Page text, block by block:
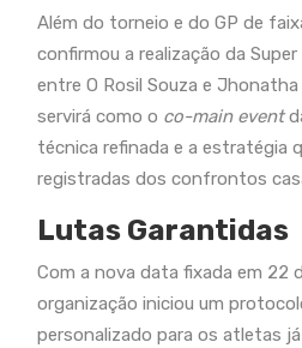
Além do torneio e do GP de
confirmou a realização da
entre O Rosil Souza e
servirá como o co-main event
técnica refinada e a estratégia
registradas dos confrontos
Lutas Garantidas
Com a nova data fixada em 22
organização iniciou um
personalizado para os atletas